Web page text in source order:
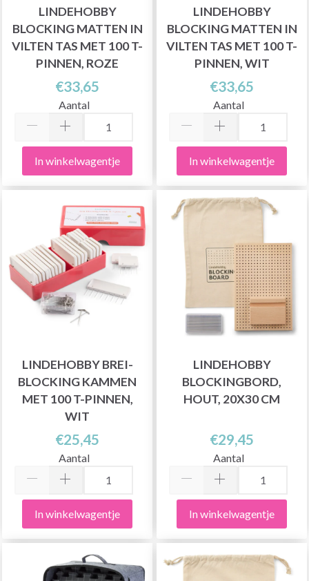
LINDEHOBBY
BLOCKING MATTEN IN
VILTEN TAS MET 100 T-
PINNEN, ROZE
€33,65
Aantal
In winkelwagentje
LINDEHOBBY
BLOCKING MATTEN IN
VILTEN TAS MET 100 T-
PINNEN, WIT
€33,65
Aantal
In winkelwagentje
LINDEHOBBY BREI-
BLOCKING KAMMEN
MET 100 T-PINNEN,
WIT
€25,45
Aantal
In winkelwagentje
LINDEHOBBY
BLOCKINGBORD,
HOUT, 20X30 CM
€29,45
Aantal
In winkelwagentje